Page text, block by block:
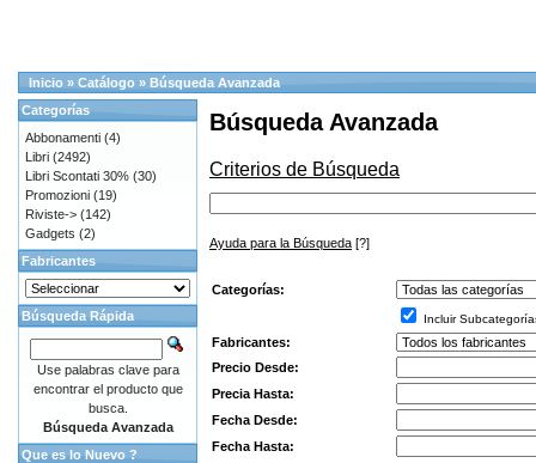
Inicio » Catálogo » Búsqueda Avanzada
Búsqueda Avanzada
Criterios de Búsqueda
Ayuda para la Búsqueda [?]
Categorías:
Incluir
Fabricantes:
Precio Desde:
Precia Hasta:
Fecha Desde:
Fecha Hasta:
Categorías
Abbonamenti (4)
Libri (2492)
Libri Scontati 30% (30)
Promozioni (19)
Riviste-> (142)
Gadgets (2)
Fabricantes
Búsqueda Rápida
Use palabras clave para
encontrar el producto que
busca.
Búsqueda Avanzada
Que es lo Nuevo ?